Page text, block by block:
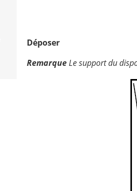
Déposer
RemarqueLe support du